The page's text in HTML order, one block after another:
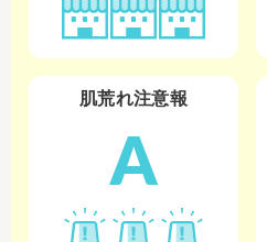
肌荒れ注意報
A